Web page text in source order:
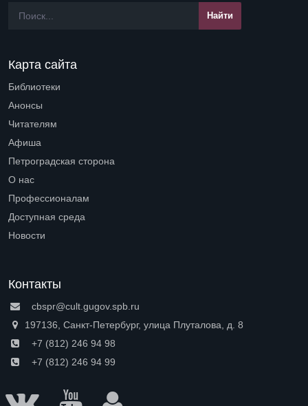
Карта сайта
Библиотеки
Анонсы
Читателям
Афиша
Петроградская сторона
О нас
Профессионалам
Доступная среда
Новости
Контакты
cbspr@cult.gugov.spb.ru
197136, Санкт-Петербург, улица Плуталова, д. 8
+7 (812) 246 94 98
+7 (812) 246 94 99